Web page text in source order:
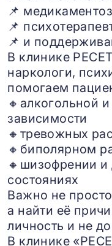
📌
📌
📌 и
В клинике
наркологи,
помогаем
🔸алкогольной
зависимости
🔸тревожных
🔸биполярном
🔸шизофрении и
состояниях
Важно не
а найти её
личность и не
В клинике